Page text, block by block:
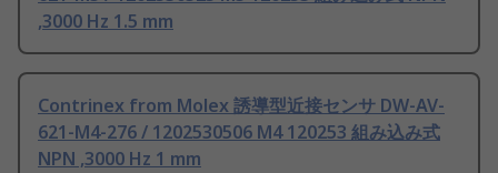
,3000 Hz 1.5 mm
Contrinex from Molex 誘導型近接センサ DW-AV-
621-M4-276 / 1202530506 M4 120253 組み込み式
NPN ,3000 Hz 1 mm